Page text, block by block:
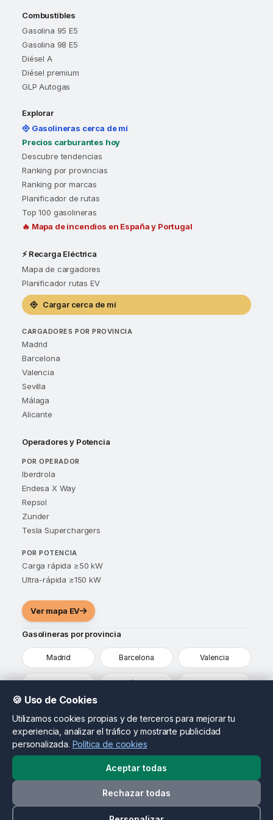
Combustibles
Gasolina 95 E5
Gasolina 98 E5
Diésel A
Diésel premium
GLP Autogas
Explorar
Gasolineras cerca de mí
Precios carburantes hoy
Descubre tendencias
Ranking por provincias
Ranking por marcas
Planificador de rutas
Top 100 gasolineras
🔥 Mapa de incendios en España y Portugal
⚡ Recarga Eléctrica
Mapa de cargadores
Planificador rutas EV
Cargar cerca de mí
CARGADORES POR PROVINCIA
Madrid
Barcelona
Valencia
Sevilla
Málaga
Alicante
Operadores y Potencia
POR OPERADOR
Iberdrola
Endesa X Way
Repsol
Zunder
Tesla Superchargers
POR POTENCIA
Carga rápida ≥50 kW
Ultra-rápida ≥150 kW
Ver mapa EV
Gasolineras por provincia
Madrid Barcelona Valencia
Sevilla Málaga Alicante
¿Eres propietario de una gasolinera?
Destaca tu estación, actualiza tus precios y llega a
conductores que ya están comparando opciones en tu
Contactar como propietario
© 2026 MapasDeGasolineras.com. Todos los derechos
🍪 Uso de Cookies
Utilizamos cookies propias y de terceros para mejorar tu
experiencia, analizar el tráfico y mostrarte publicidad
personalizada. Política de cookies
Aceptar todas
Rechazar todas